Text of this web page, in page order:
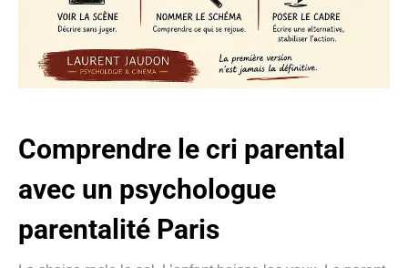
Comprendre le cri parental
avec un psychologue
parentalité Paris